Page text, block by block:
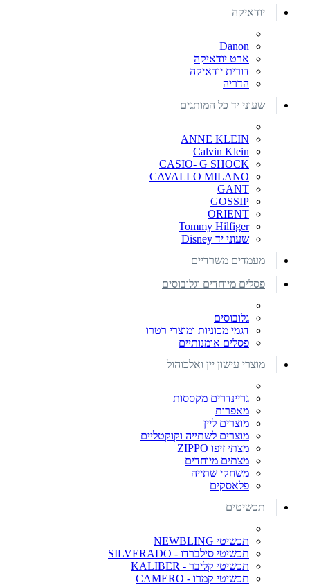
יודאיקה
Danon
ארט יודאיקה
דורית יודאיקה
הדריה
שעוני יד כל המותגים
ANNE KLEIN
Calvin Klein
CASIO- G SHOCK
CAVALLO MILANO
GANT
GOSSIP
ORIENT
Tommy Hilfiger
שעוני יד Disney
מעמדים משרדיים
פסלים מיוחדים וגלובוסים
גלובוסים
דגמי מכוניות ומוצרי רטרו
פסלים אומנותיים
מוצרי עישון יין ואלכוהול
גריינדרים מקססות
מאפרות
מוצרים ליין
מוצרים לשתייה וקוקטליים
מצתי זיפו ZIPPO
מצתים מיוחדים
משחקי שתייה
פלאסקים
תכשיטים
תכשיטי NEWBLING
תכשיטי סילברדו - SILVERADO
תכשיטי קליבר - KALIBER
תכשיטי קמרו - CAMERO